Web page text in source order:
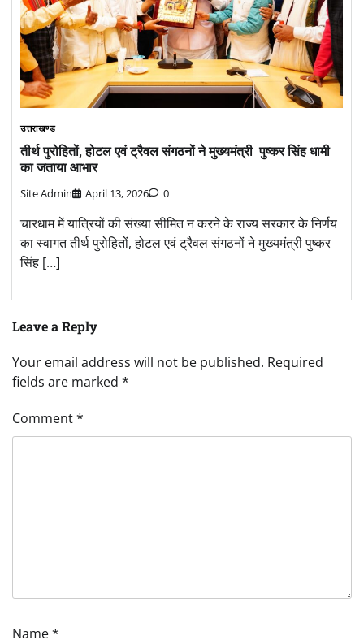
उत्तराखण्ड
तीर्थ पुरोहितों, होटल एवं ट्रैवल संगठनों ने मुख्यमंत्री पुष्कर सिंह धामी
का जताया आभार
Site Admin April 13, 2026 0
चारधाम में यात्रियों की संख्या सीमित न करने के राज्य सरकार के निर्णय
का स्वागत तीर्थ पुरोहितों, होटल एवं ट्रैवल संगठनों ने मुख्यमंत्री पुष्कर
सिंह […]
Leave a Reply
Your email address will not be published. Required
fields are marked *
Comment*
Name*